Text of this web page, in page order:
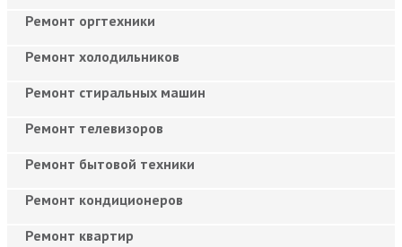
Ремонт оргтехники
Ремонт холодильников
Ремонт стиральных машин
Ремонт телевизоров
Ремонт бытовой техники
Ремонт кондиционеров
Ремонт квартир